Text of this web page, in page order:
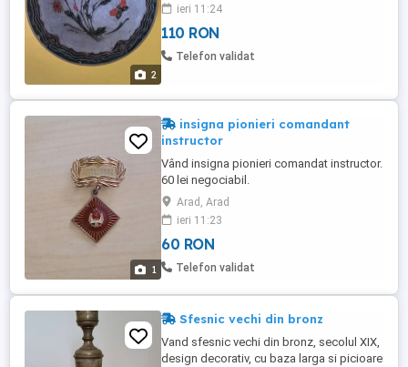
2
ieri 11:24
110 RON
Telefon validat
1
insigna pionieri comandant
instructor
Vând insigna pionieri comandat instructor.
60 lei negociabil.
Arad, Arad
ieri 11:23
60 RON
Telefon validat
Sfesnic vechi din bronz
Vand sfesnic vechi din bronz, secolul XIX,
design decorativ, cu baza larga si picioare